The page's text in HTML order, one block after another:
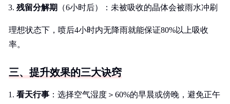
残留分解期 （6小时后）：未被吸收的晶体会被雨水冲刷
理想状态下，喷后4小时内无降雨就能保证80%以上吸收
率。
三、提升效果的三大诀窍
看天行事 ：选择空气湿度＞60%的早晨或傍晚，避免正午